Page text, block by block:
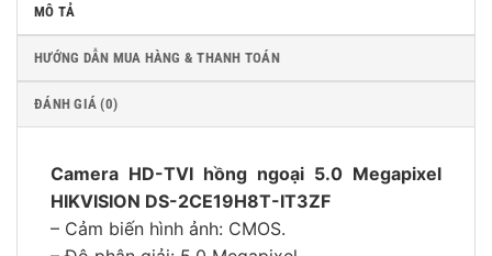
MÔ TẢ
HƯỚNG DẪN MUA HÀNG & THANH TOÁN
ĐÁNH GIÁ (0)
Camera HD-TVI hồng ngoại 5.0 Megapixel
HIKVISION DS-2CE19H8T-IT3ZF
– Cảm biến hình ảnh: CMOS.